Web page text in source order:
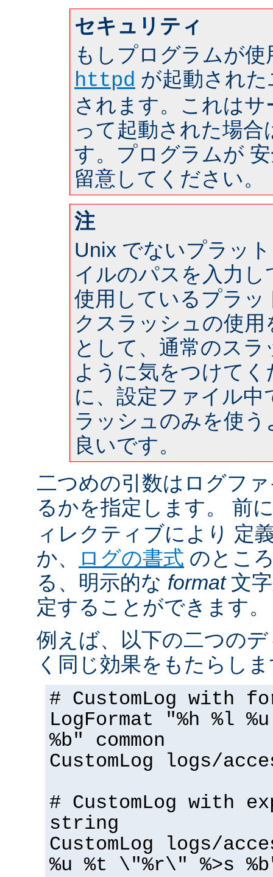
セキュリティ
もしプログラムが
httpd が起動され
されます。これは
って起動された場合
す。プログラムが
留意してください。
注
Unix でないプラッ
イルのパスを入力
使用しているプラ
クスラッシュの使
として、通常のス
ように気をつけて
に、設定ファイル
ラッシュのみを使
良いです。
二つめの引数はログフ
るかを指定します。 前
ィレクティブにより 定
か、
ログの書式 のとこ
る、明示的な format文
定することができます。
例えば、以下の二つの
く同じ効果をもたらし
# CustomLog with
LogFormat "%h %l
%b" common
CustomLog logs/
# CustomLog with
string
CustomLog logs/
%u %t \"%r\" %>s